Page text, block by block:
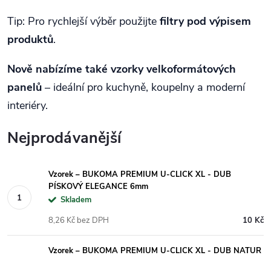
Tip: Pro rychlejší výběr použijte filtry pod výpisem
produktů.
Nově nabízíme také vzorky velkoformátových
panelů – ideální pro kuchyně, koupelny a moderní
interiéry.
Nejprodávanější
Vzorek – BUKOMA PREMIUM U-CLICK XL - DUB
PÍSKOVÝ ELEGANCE 6mm
Skladem
10 Kč
8,26 Kč bez DPH
Vzorek – BUKOMA PREMIUM U-CLICK XL - DUB NATUR